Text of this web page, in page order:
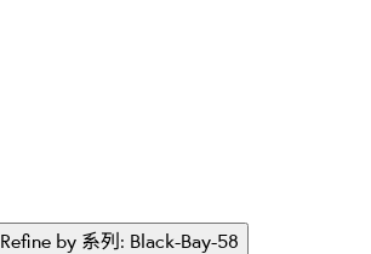
Refine by 系列: Black-Bay-58